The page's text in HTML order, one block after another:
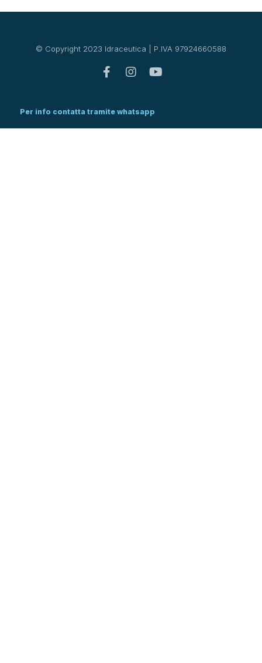
© Copyright 2023 Idraceutica | P.IVA 97924660588
Per info contatta tramite whatsapp